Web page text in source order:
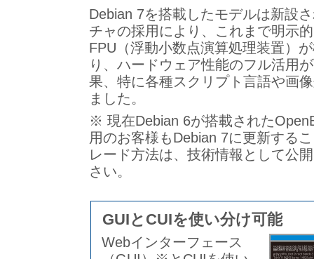
Debian 7を搭載したモデルは新設
チャの採用により、これまで明示
FPU（浮動小数点演算処理装置）
り、ハードウェア性能のフル活用
果、特に各種スクリプト言語や画
ました。
※ 現在Debian 6が搭載された
用のお客様もDebian 7に更新する
レード方法は、技術情報として公
さい。
GUIとCUIを使い分け可能
Webインターフェース